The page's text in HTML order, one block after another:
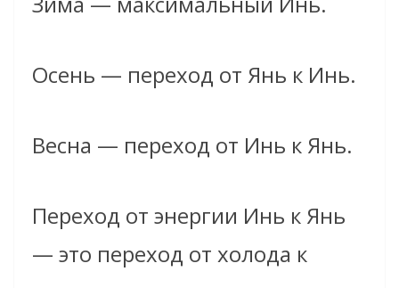
Осень — переход от Янь к Инь.
Весна — переход от Инь к Янь.
Переход от энергии Инь к Янь
— это переход от холода к